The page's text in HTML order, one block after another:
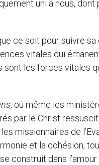
uni à nous, dont
ce soit pour suivre
vitales qui
les forces vitales
, où même les
par le Christ
missionnaires de
et la cohésion,
construit dans l’amour